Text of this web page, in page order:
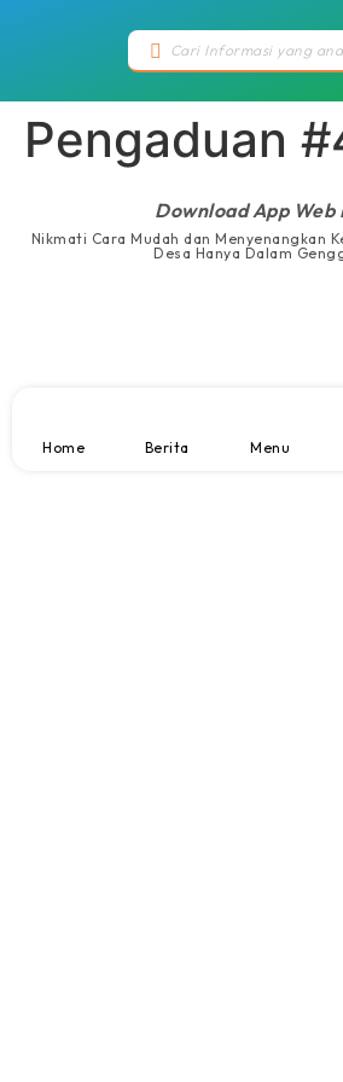
Pengaduan
Download App Web
Nikmati Cara Mudah dan Menyenangkan
Desa Hanya Dalam
Home Berita Menu